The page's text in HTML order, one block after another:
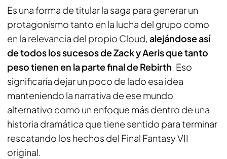
Es una forma de titular la saga para generar un
protagonismo tanto en la lucha del grupo como
en la relevancia del propio Cloud, alejándose así
de todos los sucesos de Zack y Aeris que tanto
peso tienen en la parte final de Rebirth. Eso
significaría dejar un poco de lado esa idea
manteniendo la narrativa de ese mundo
alternativo como un enfoque más dentro de una
historia dramática que tiene sentido para terminar
rescatando los hechos del Final Fantasy VII
original.